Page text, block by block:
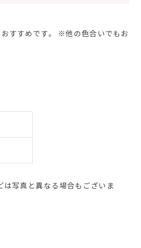
すすめです。 ※他の色合いでもお
は写真と異なる場合もございま